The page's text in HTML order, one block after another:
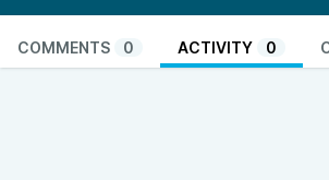
i Windows och Mac OS.
Se fullständiga shownotes på
https://go.nikkasystems.com/podd088.
COMMENTS 0 ACTIVITY 0